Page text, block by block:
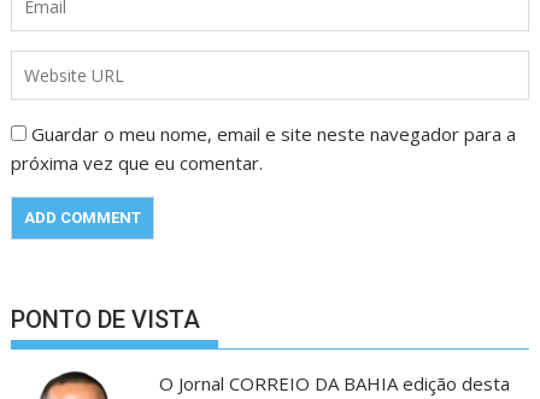
Guardar o meu nome, email e site neste navegador para a
próxima vez que eu comentar.
PONTO DE VISTA
O Jornal CORREIO DA BAHIA edição desta